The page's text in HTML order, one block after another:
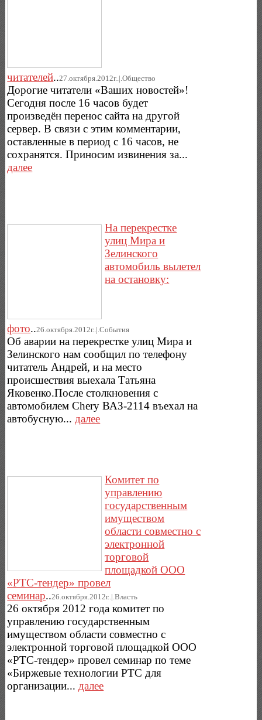
читателей..27.октября.2012г..|.Общество
Дорогие читатели «Ваших новостей»!
Сегодня после 16 часов будет
произведён перенос сайта на другой
сервер. В связи с этим комментарии,
оставленные в период с 16 часов, не
сохранятся. Приносим извинения за...
далее
На перекрестке
улиц Мира и
Зелинского
автомобиль вылетел
на остановку:
фото..26.октября.2012г..|.Cобытия
Об аварии на перекрестке улиц Мира и
Зелинского нам сообщил по телефону
читатель Андрей, и на место
происшествия выехала Татьяна
Яковенко.После столкновения с
автомобилем Chery ВАЗ-2114 въехал на
автобусную...далее
Комитет по
управлению
государственным
имуществом
области совместно с
электронной
торговой
площадкой ООО
«РТС-тендер» провел
семинар..26.октября.2012г..|.Власть
26 октября 2012 года комитет по
управлению государственным
имуществом области совместно с
электронной торговой площадкой ООО
«РТС-тендер» провел семинар по теме
«Биржевые технологии РТС для
организации... далее